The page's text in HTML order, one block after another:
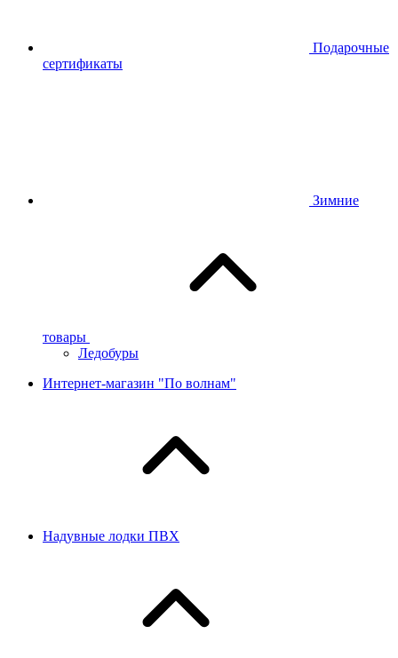
Подарочные
сертификаты
Зимние
товары
Ледобуры
Интернет-магазин "По волнам"
Надувные лодки ПВХ